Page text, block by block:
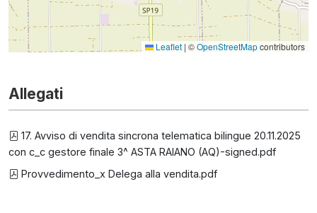
Leaflet | ©OpenStreetMapcontributors
Allegati
17. Avviso di vendita sincrona telematica bilingue 20.11.2025
con c_c gestore finale 3^ ASTA RAIANO (AQ)-signed.pdf
Provvedimento_x Delega alla vendita.pdf